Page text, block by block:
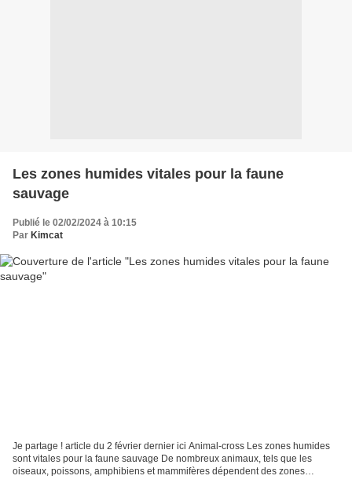
Les zones humides vitales pour la faune
sauvage
Publié le 02/02/2024 à 10:15
Par Kimcat
Je partage ! article du 2 février dernier ici Animal-cross Les zones humides
sont vitales pour la faune sauvage De nombreux animaux, tels que les
oiseaux, poissons, amphibiens et mammifères dépendent des zones